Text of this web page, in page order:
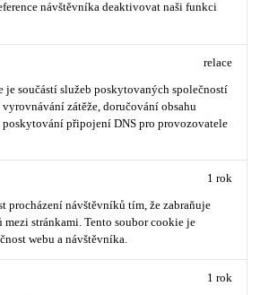
návštěvníka deaktivovat naši funkci
je součástí služeb poskytovaných společností
zátěže, doručování obsahu
poskytování připojení DNS pro provozovatele
relace
procházení návštěvníků tím, že zabraňuje
mezi stránkami. Tento soubor cookie je
webu a návštěvníka.
1 rok
1 rok